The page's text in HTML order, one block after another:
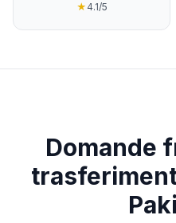
★ 4.1/5
Domande